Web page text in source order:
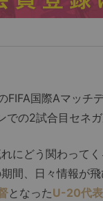
国際Aマッチ
での2試合目セネ
にどう関わって
間、日々情報が飛
となったU-20代